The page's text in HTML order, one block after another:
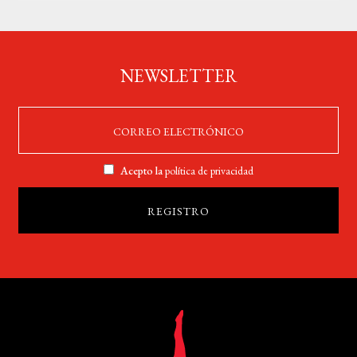
NEWSLETTER
Acepto lapolítica de privacidad